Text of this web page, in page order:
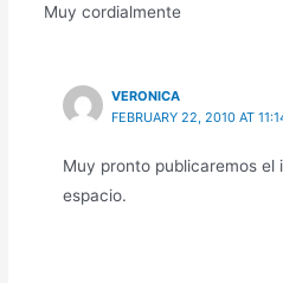
Muy cordialmente
VERONICA
FEBRUARY 22, 2010 AT
Muy pronto publicaremos el
espacio.